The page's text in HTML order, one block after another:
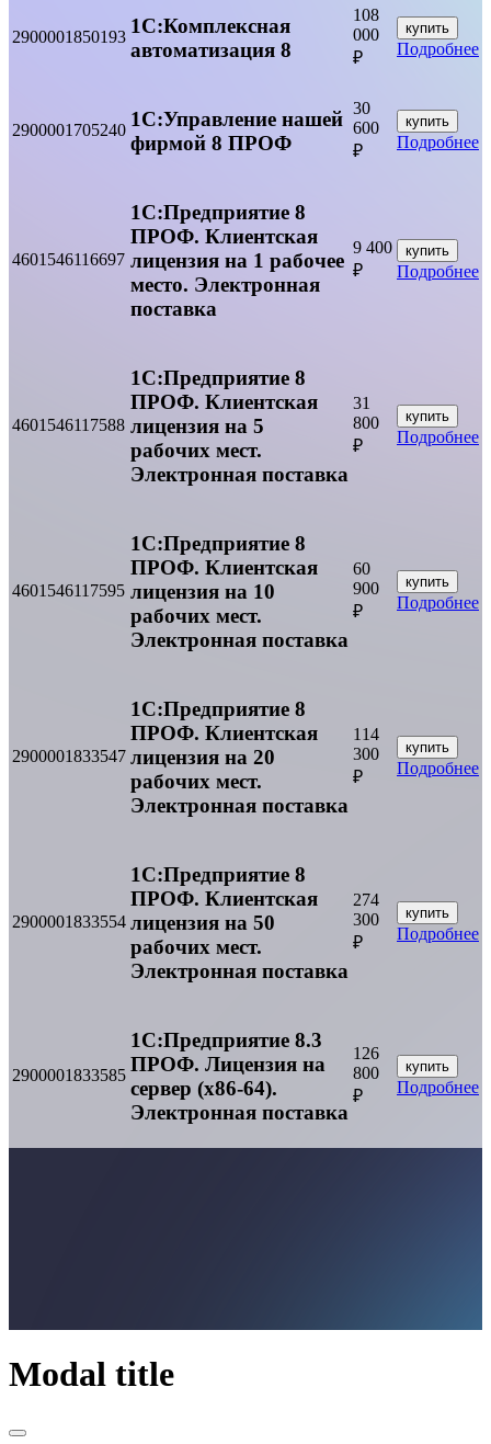
2900001850193 1С:Комплексная
автоматизация 8
108
000
₽
купить
Подробнее
2900001705240 1С:Управление нашей
фирмой 8 ПРОФ
30
600
₽
купить
Подробнее
4601546116697
1С:Предприятие 8
ПРОФ. Клиентская
лицензия на 1 рабочее
место. Электронная
поставка
9 400
₽
купить
Подробнее
4601546117588
1С:Предприятие 8
ПРОФ. Клиентская
лицензия на 5
рабочих мест.
Электронная поставка
31
800
₽
купить
Подробнее
4601546117595
1С:Предприятие 8
ПРОФ. Клиентская
лицензия на 10
рабочих мест.
Электронная поставка
60
900
₽
купить
Подробнее
2900001833547
1С:Предприятие 8
ПРОФ. Клиентская
лицензия на 20
рабочих мест.
Электронная поставка
114
300
₽
купить
Подробнее
2900001833554
1С:Предприятие 8
ПРОФ. Клиентская
лицензия на 50
рабочих мест.
Электронная поставка
274
300
₽
купить
Подробнее
2900001833585
1С:Предприятие 8.3
ПРОФ. Лицензия на
сервер (x86-64).
Электронная поставка
126
800
₽
купить
Подробнее
Modal title